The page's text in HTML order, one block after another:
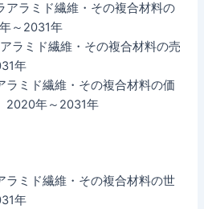
ラミド繊維・その複合材料の
～2031年
ミド繊維・その複合材料の売
年
ラミド繊維・その複合材料の価
2020年～2031年
ミド繊維・その複合材料の世
年